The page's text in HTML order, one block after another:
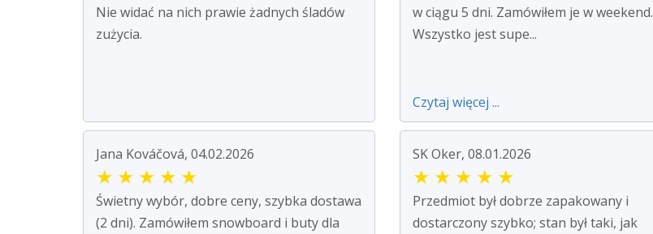
Nie widać na nich prawie żadnych śladów
zużycia.
w ciągu 5 dni. Zamówiłem je w weekend.
Wszystko jest supe...
Czytaj więcej ...
Jana Kováčová, 04.02.2026
★ ★ ★ ★ ★
Świetny wybór, dobre ceny, szybka dostawa
(2 dni). Zamówiłem snowboard i buty dla
SK Oker, 08.01.2026
★ ★ ★ ★ ★
Przedmiot był dobrze zapakowany i
dostarczony szybko; stan był taki, jak